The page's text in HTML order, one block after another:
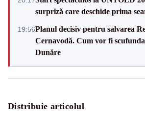
surpriză care deschide prima
19:56Planul decisiv pentru salvarea
Cernavodă. Cum vor fi
Dunăre
Distribuie articolul